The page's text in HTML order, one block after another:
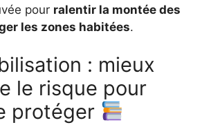
pour ralentir la montée des
les zones habitées.
: mieux
le risque pour
protéger